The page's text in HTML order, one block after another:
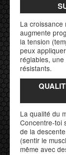
La croissance
augmente
la tension
peux
réglables,
résistants.
La qualité du
Concentre-toi
de la
(sentir le
même avec